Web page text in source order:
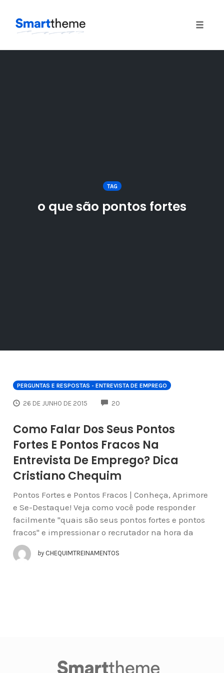
TAG
o que são pontos fortes
PERGUNTAS E RESPOSTAS - ENTREVISTA DE EMPREGO
26 DE JUNHO DE 2015 20
Como Falar Dos Seus Pontos
Fortes E Pontos Fracos Na
Entrevista De Emprego? Dica
Cristiano Chequim
Pontos Fortes e Pontos Fracos | Conheça, Aprimore
e Se-Destaque! Veja como você pode responder
facilmente "quais são seus pontos fortes e pontos
fracos" e impressionar o recrutador na hora da
by CHEQUIMTREINAMENTOS